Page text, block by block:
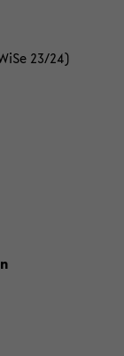
23/24)